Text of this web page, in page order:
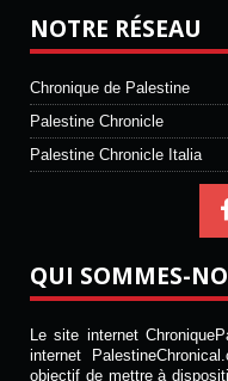
NOTRE RÉSEAU
Chronique de Palestine
Palestine Chronicle
Palestine Chronicle Italia
QUI SOMMES-
Le site internet
internet
objectif de mettre à